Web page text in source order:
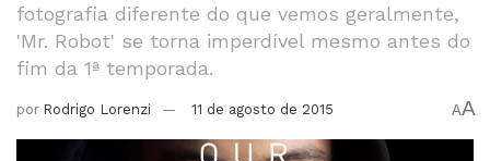
fotografia diferente do que vemos geralmente,
'Mr. Robot' se torna imperdível mesmo antes do
fim da 1ª temporada.
por Rodrigo Lorenzi 11 de agosto de 2015 AA